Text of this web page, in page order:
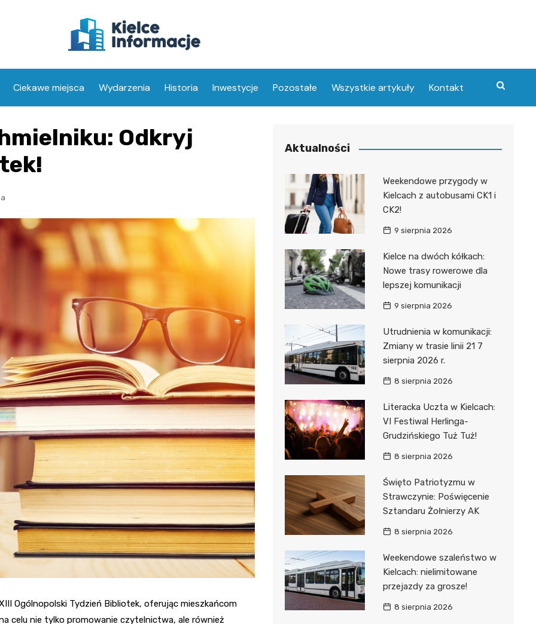
Ciekawe miejsca Wydarzenia Historia Inwestycje Pozostałe Wszystkie artykuły Kontakt
Odkryj
Ogólnopolski Tydzień Bibliotek, oferując mieszkańcom
celu nie tylko promowanie czytelnictwa, ale również
Aktualności
Weekendowe przygody w
Kielcach z autobusami CK1 i
CK2!
9 sierpnia 2026
Kielce na dwóch kółkach:
Nowe trasy rowerowe dla
lepszej komunikacji
9 sierpnia 2026
Utrudnienia w komunikacji:
Zmiany w trasie linii 21 7
sierpnia 2026 r.
8 sierpnia 2026
Literacka Uczta w Kielcach:
VI Festiwal Herlinga-
Grudzińskiego Tuż Tuż!
8 sierpnia 2026
Święto Patriotyzmu w
Strawczynie: Poświęcenie
Sztandaru Żołnierzy AK
8 sierpnia 2026
Weekendowe szaleństwo w
Kielcach: nielimitowane
przejazdy za grosze!
8 sierpnia 2026